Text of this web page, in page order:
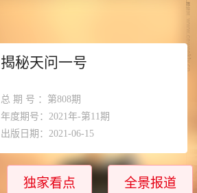
揭秘天问一号
总期号 ：第808期
年度期号：2021年-第11期
出版日期：2021-06-15
独家看点 全景报道